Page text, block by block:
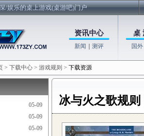
/娱乐的桌上游戏(桌游吧)门户
资讯中心
新闻 测评
桌
国外
> 下载中心 > 游戏规则 > 下载资源
05-09
05-09
05-09
冰与火之歌规则